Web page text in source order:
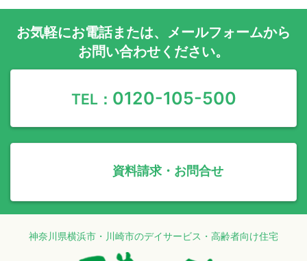
お気軽にお電話または、 メールフォームから
お問い合わせください。
TEL： 0120-105-500
資料請求・お問合せ
神奈川県横浜市・川崎市のデイサービス・高齢者向け住宅